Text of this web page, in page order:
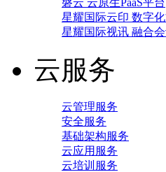
磐云 云原生PaaS平台
星耀国际云印 数字
星耀国际视讯 融合
云服务
云管理服务
安全服务
基础架构服务
云应用服务
云培训服务